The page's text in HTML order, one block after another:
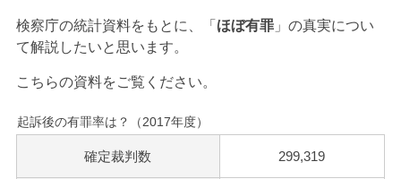
検察庁の統計資料をもとに、「 ほぼ有罪」の真実につい
て解説したいと思います。
こちらの資料をご覧ください。
起訴後の有罪率は？（2017年度）
確定裁判数 299,319